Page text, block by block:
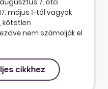
7. óta
május 1-től vagyok
kötetlen
nem számolják el
cikkhez